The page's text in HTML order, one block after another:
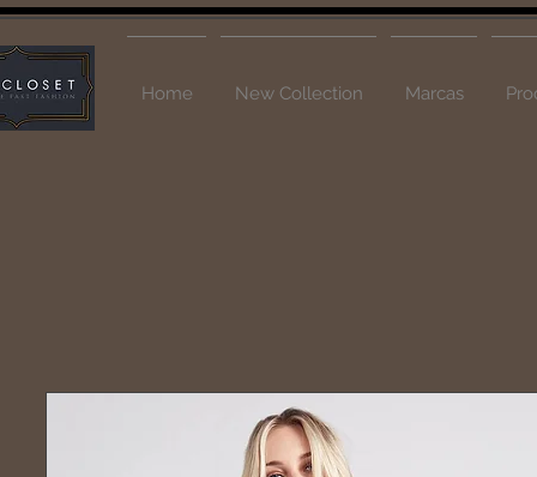
Home New Collection Marcas